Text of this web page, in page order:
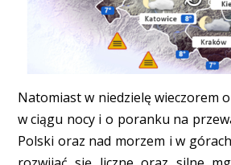
Natomiast w niedzielę wieczorem
w ciągu nocy i o poranku na
Polski oraz nad morzem i w